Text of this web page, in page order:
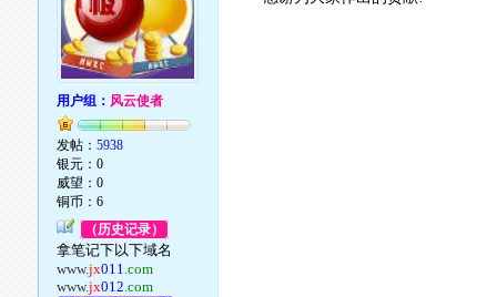
用户组： 风云使者
发帖：5938
银元：0
威望：0
铜币：6
（历史记录）
拿笔记下以下域名
www.jx011.com
www.jx012.com